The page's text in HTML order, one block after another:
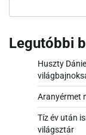
Legutóbbi
Huszty
Aranyérmet
Tíz év után
világsztár